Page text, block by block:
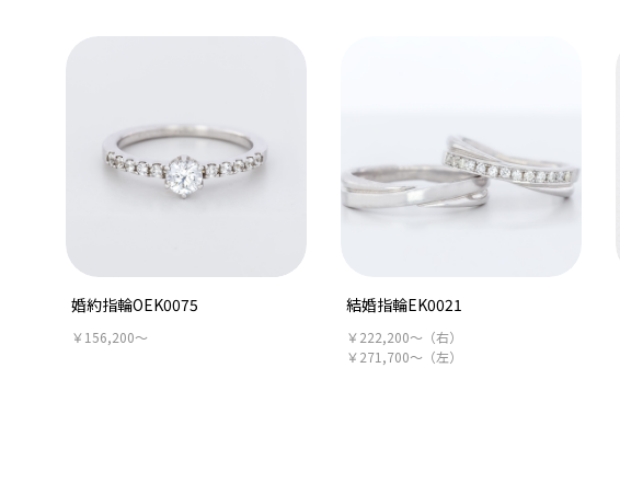
婚約指輪OEK0075
￥156,200～
結婚指輪EK0021
￥222,200～（右）
￥271,700～（左）